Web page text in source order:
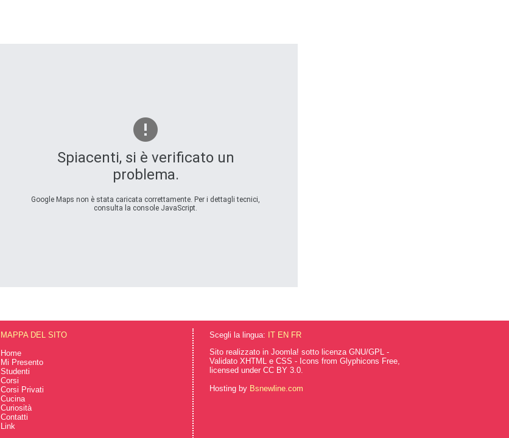
Spiacenti, si è verificato un
problema.
Google Maps non è stata caricata correttamente. Per i dettagli tecnici,
consulta la console JavaScript.
MAPPA DEL SITO
Home
Mi Presento
Studenti
Corsi
Corsi Privati
Cucina
Curiosità
Contatti
Link
Scegli la lingua: IT EN FR
Sito realizzato in Joomla! sotto licenza GNU/GPL -
Validato XHTML e CSS - Icons from Glyphicons Free,
licensed under CC BY 3.0.
Hosting by Bsnewline.com